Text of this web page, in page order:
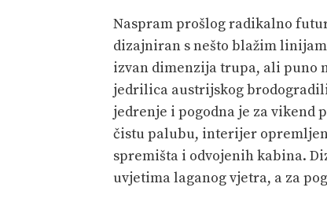
Naspram prošlog radikalno
dizajniran s nešto blažim
izvan dimenzija trupa, ali puno
jedrilica austrijskog
jedrenje i pogodna je za vikend
čistu palubu, interijer
spremišta i odvojenih kabina.
uvjetima laganog vjetra, a za